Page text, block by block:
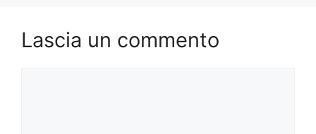
Lascia un commento